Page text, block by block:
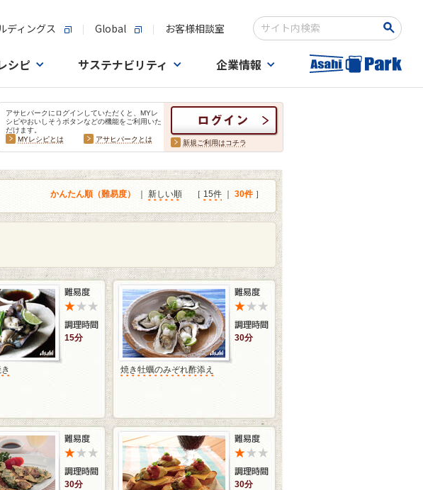
ディングス Global お客様相談室
検索キーワード入力
シピ サステナビリティ 企業情報
アサヒパークにログインしていただくと、MYレ
シピやおいしそうボタンなどの機能をご利用いた
だけます。
MYレシピとは
アサヒパークとは 新規ご利用はコチラ
かんたん順（難易度） 新しい順 ［ 15件 30件 ］
15分 30分
焼き牡蠣のみぞれ酢添え
30分 30分